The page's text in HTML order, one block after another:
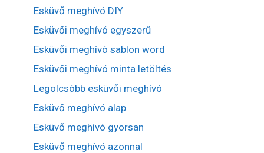
Esküvő meghívó DIY
Esküvői meghívó egyszerű
Esküvői meghívó sablon word
Esküvői meghívó minta letöltés
Legolcsóbb esküvői meghívó
Esküvő meghívó alap
Esküvő meghívó gyorsan
Esküvő meghívó azonnal